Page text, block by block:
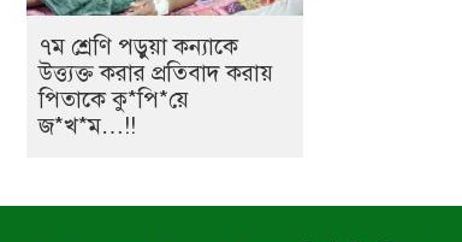
৭ম শ্রেণি পড়ুয়া কন্যাকে
উত্ত্যক্ত করার প্রতিবাদ করায়
পিতাকে কু*পি*য়ে
জ*খ*ম…!!